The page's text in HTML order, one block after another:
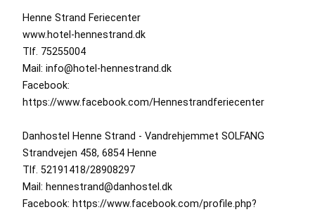
Henne Strand Feriecenter
www.hotel-hennestrand.dk
Tlf. 75255004
Mail: info@hotel-hennestrand.dk
Facebook:
https://www.facebook.com/Hennestrandferiecenter
Danhostel Henne Strand - Vandrehjemmet SOLFANG
Strandvejen 458, 6854 Henne
Tlf. 52191418/28908297
Mail: hennestrand@danhostel.dk
Facebook: https://www.facebook.com/profile.php?